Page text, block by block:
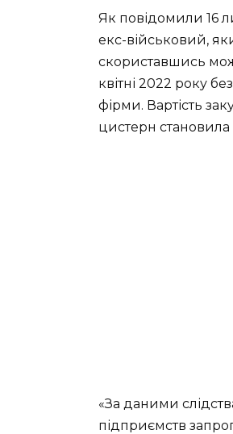
Як повідомили 16
екс-військовий,
скориставшись
квітні 2022 року
фірми. Вартість
цистерн
«За даними
підприємств